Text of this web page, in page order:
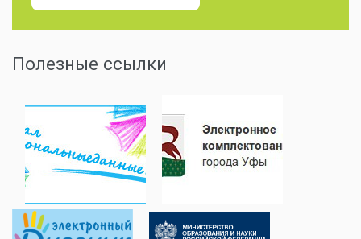
Полезные ссылки